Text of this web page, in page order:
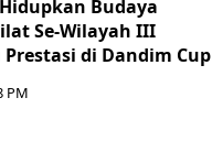
Budaya
Se-Wilayah III
Prestasi di Dandim Cup
PM